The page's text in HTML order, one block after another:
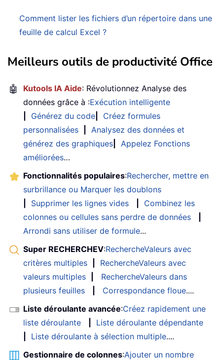
Comment lister les fichiers d’un répertoire dans une
feuille de calcul Excel ?
Meilleurs outils de productivité Office
🤖 Kutools IA Aide: Révolutionnez Analyse des
données grâce à :Exécution intelligente
Générez du code
Créez formules
personnalisées
Analysez des données et
générez des graphiques
Appelez Fonctions
améliorées…
Fonctionnalités populaires:Rechercher, mettre en
surbrillance ou Marquer les doublons
Supprimer les lignes vides
Combinez les
colonnes ou cellules sans perdre de données
Arrondi sans utiliser de formule...
Super RECHERCHEV:RechercheValeurs avec
critères multiples
RechercheValeurs avec
valeurs multiples
RechercheValeurs dans
plusieurs feuilles
Correspondance floue....
Liste déroulante avancée:Créez rapidement une
liste déroulante
Liste déroulante dépendante
Liste déroulante à sélection multiple....
Gestionnaire de colonnes:Ajouter un nombre